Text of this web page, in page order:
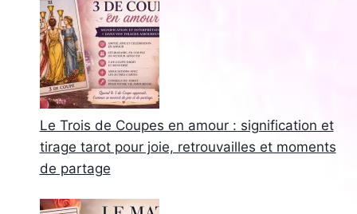
Le Trois de Coupes en amour : signification et
tirage tarot pour joie, retrouvailles et moments
de partage